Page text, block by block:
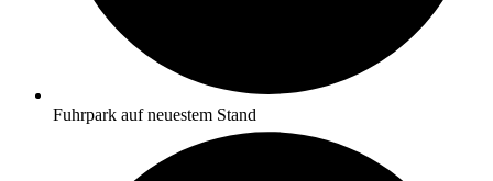
Fuhrpark auf neuestem Stand